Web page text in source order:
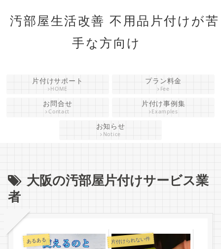
汚部屋生活改善 不用品片付けが苦
手な方向け
片付けサポート
HOME
プラン料金
Fee
お問合せ
Contact
片付け事例集
Examples
お知らせ
Notice
大阪の汚部屋片付けサービス業
者
あるある 片付けられない件